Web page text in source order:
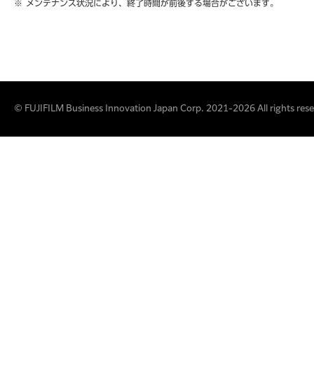
メンテナンス状況により、終了時間が前後する場合がございます。
© FUJIFILM Business Innovation Japan Corp. 2021-2026 All rights